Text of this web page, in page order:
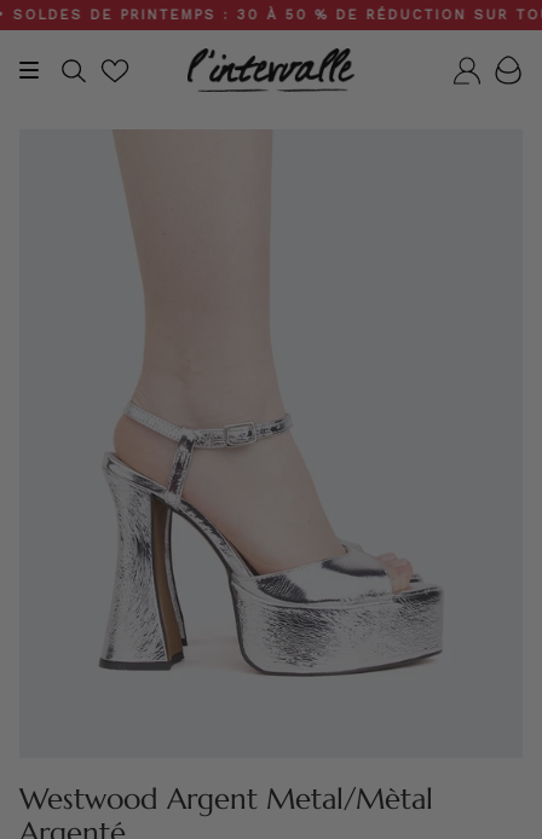
Skip
to
content
DE PRINTEMPS : 30 À 50 % DE RÉDUCTION SUR
Recherche
Westwood Argent Metal/Mètal